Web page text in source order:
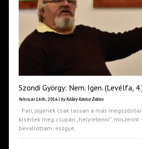
Szondi György: Nem. Igen. (Levélfa,
február 16th, 2016 | by Kállay Kotász Zoltán
Pali, jöjjenek csak lassan a más
kísérlek meg csupán „helyretenni”, miszerint
bevallottam: eszgyé,